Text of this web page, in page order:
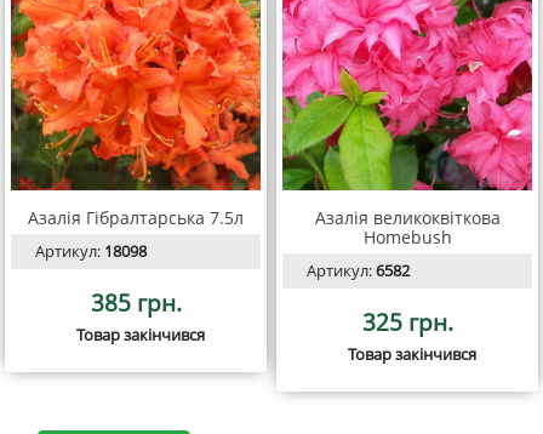
Азалія Гібралтарська 7.5л
Артикул: 18098
385 грн.
Товар закінчився
Азалія великоквіткова
Homebush
Артикул:6582
325 грн.
Товар закінчився